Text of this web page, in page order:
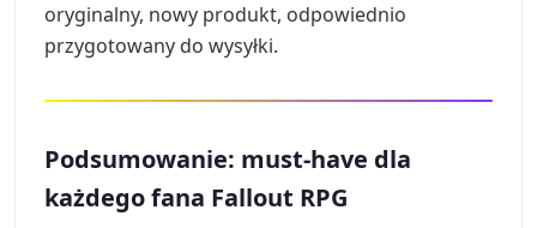
oryginalny, nowy produkt, odpowiednio
przygotowany do wysyłki.
Podsumowanie: must-have dla
każdego fana Fallout RPG